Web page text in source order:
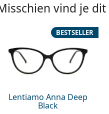
vind je
Lentiamo Anna Deep
Black
BESTSELLER